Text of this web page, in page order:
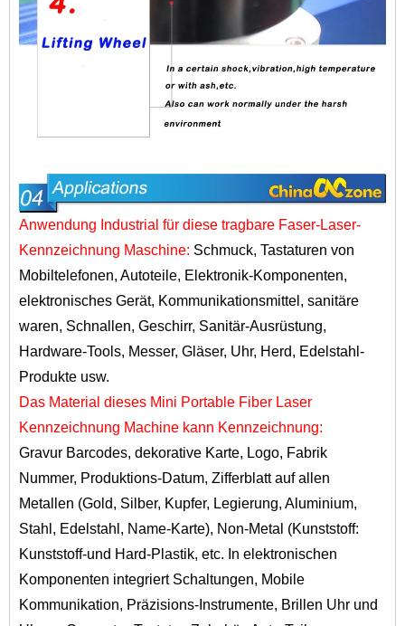
Anwendung Industrial für diese tragbare Faser-Laser-
Kennzeichnung Maschine: Schmuck, Tastaturen von
Mobiltelefonen, Autoteile, Elektronik-Komponenten,
elektronisches Gerät, Kommunikationsmittel, sanitäre
waren, Schnallen, Geschirr, Sanitär-Ausrüstung,
Hardware-Tools, Messer, Gläser, Uhr, Herd, Edelstahl-
Produkte usw.
Das Material dieses Mini Portable Fiber Laser
Kennzeichnung Machine kann Kennzeichnung:
Gravur Barcodes, dekorative Karte, Logo, Fabrik
Nummer, Produktions-Datum, Zifferblatt auf allen
Metallen (Gold, Silber, Kupfer, Legierung, Aluminium,
Stahl, Edelstahl, Name-Karte), Non-Metal (Kunststoff:
Kunststoff-und Hard-Plastik, etc. In elektronischen
Komponenten integriert Schaltungen, Mobile
Kommunikation, Präzisions-Instrumente, Brillen Uhr und